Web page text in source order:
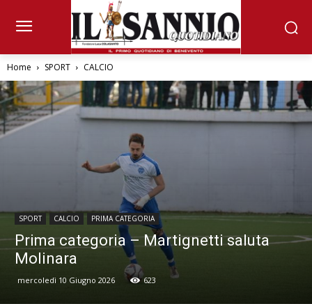
Home SPORT CALCIO
SPORT CALCIO PRIMA CATEGORIA
Prima categoria – Martignetti saluta
Molinara
mercoledì 10 Giugno 2026 623